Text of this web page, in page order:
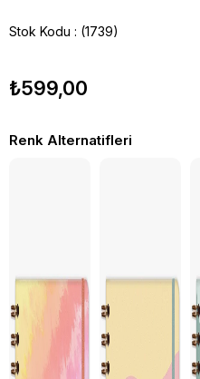
Stok Kodu (1739)
₺599,00
Renk Alternatifleri